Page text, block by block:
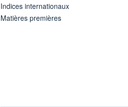
Indices internationaux
Matières premières